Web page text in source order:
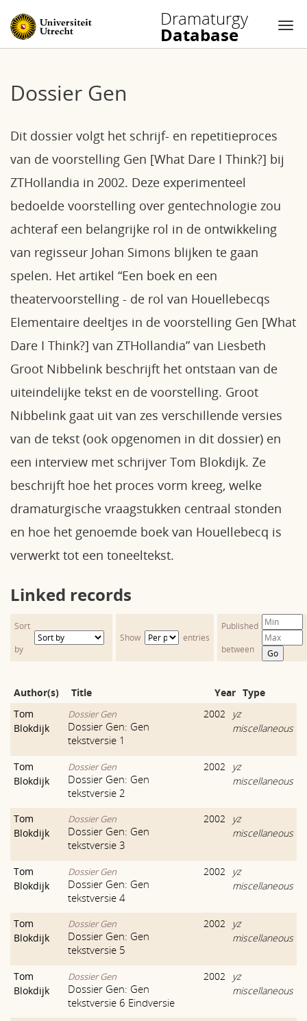
Dramaturgy
Database
content
Dossier Gen
Dit dossier volgt het schrijf- en repetitieproces
van de voorstelling Gen [What Dare I Think?] bij
ZTHollandia in 2002. Deze experimenteel
bedoelde voorstelling over gentechnologie zou
achteraf een belangrijke rol in de ontwikkeling
van regisseur Johan Simons blijken te gaan
spelen. Het artikel “Een boek en een
theatervoorstelling - de rol van Houellebecqs
Elementaire deeltjes in de voorstelling Gen [What
Dare I Think?] van ZTHollandia” van Liesbeth
Groot Nibbelink beschrijft het ontstaan van de
uiteindelijke tekst en de voorstelling. Groot
Nibbelink gaat uit van zes verschillende versies
van de tekst (ook opgenomen in dit dossier) en
een interview met schrijver Tom Blokdijk. Ze
beschrijft hoe het proces vorm kreeg, welke
dramaturgische vraagstukken centraal stonden
en hoe het genoemde boek van Houellebecq is
verwerkt tot een toneeltekst.
Linked records
Sort
by
Show entries
Published
between
Author(s) Title Year Type
Tom
Blokdijk
Dossier Gen
Dossier Gen: Gen
tekstversie 1
2002
yz
miscellaneous
Tom
Blokdijk
Dossier Gen
Dossier Gen: Gen
tekstversie 2
2002
yz
miscellaneous
Tom
Blokdijk
Dossier Gen
Dossier Gen: Gen
tekstversie 3
2002
yz
miscellaneous
Tom
Blokdijk
Dossier Gen
Dossier Gen: Gen
tekstversie 4
2002
yz
miscellaneous
Tom
Blokdijk
Dossier Gen
Dossier Gen: Gen
tekstversie 5
2002
yz
miscellaneous
Tom
Blokdijk
Dossier Gen
Dossier Gen: Gen
tekstversie 6 Eindversie
2002
yz
miscellaneous